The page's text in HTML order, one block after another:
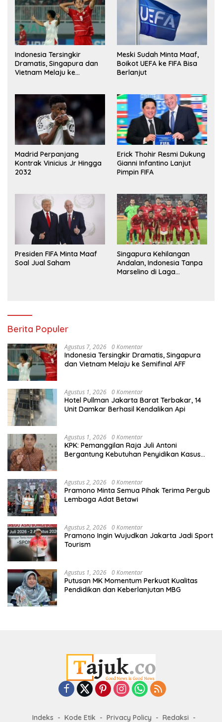
Indonesia Tersingkir
Dramatis, Singapura dan
Vietnam Melaju ke
Meski Sudah Minta Maaf,
Boikot UEFA ke FIFA Bisa
Berlanjut
Madrid Perpanjang
Kontrak Vinicius Jr Hingga
2032
Erick Thohir Resmi Dukung
Gianni Infantino Lanjut
Pimpin FIFA
Presiden FIFA Minta Maaf
Soal Jual Saham
Singapura Kehilangan
Andalan, Indonesia Tanpa
Marselino di Laga
Berita Populer
Agustus 7, 2026 0 Komentar
Indonesia Tersingkir Dramatis, Singapura
dan Vietnam Melaju ke Semifinal AFF
Agustus 1, 2026 0 Komentar
Hotel Pullman Jakarta Barat Terbakar, 14
Unit Damkar Berhasil Kendalikan Api
Agustus 1, 2026 0 Komentar
KPK: Pemanggilan Raja Juli Antoni
Bergantung Kebutuhan Penyidikan Kasus
Agustus 2, 2026 0 Komentar
Pramono Minta Semua Pihak Terima Pergub
Lembaga Adat Betawi
Agustus 2, 2026 0 Komentar
Pramono Ingin Wujudkan Jakarta Jadi Sport
Tourism
Agustus 1, 2026 0 Komentar
Putusan MK Momentum Perkuat Kualitas
Pendidikan dan Keberlanjutan MBG
Indeks Kode Etik Privacy Policy Redaksi